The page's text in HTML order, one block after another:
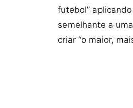
futebol”
semelhante a
criar “o maior,